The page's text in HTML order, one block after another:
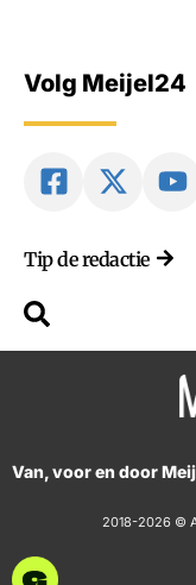
Volg Meijel24
Tip de redactie
Van, voor en door
2018-2026 ©